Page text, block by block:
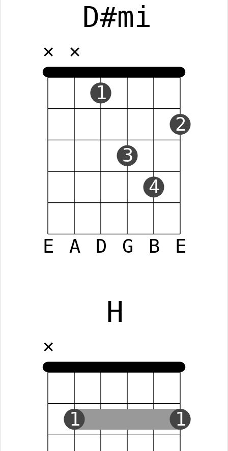
D#mi
E A D G B E
✕
✕
1
3
4
2
H
✕
1 1